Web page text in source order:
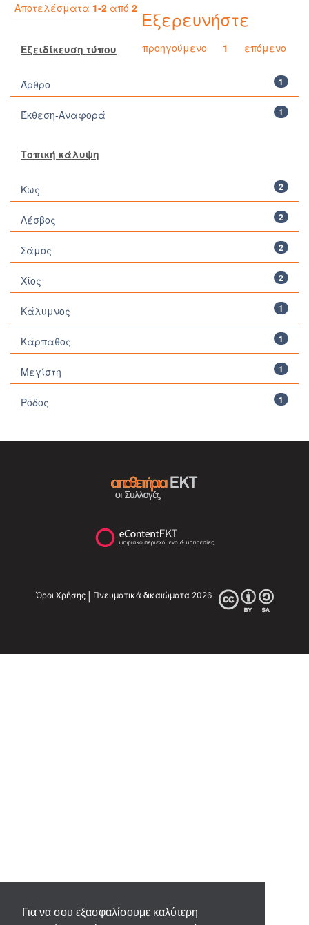
Για να σου εξασφαλίσουμε καλύτερη
Αποτελέσματα 1-2 από 2
προηγούμενο 1 επόμενο
Εξερευνήστε
Εξειδίκευση τύπου
1
Άρθρο
1
Έκθεση-Αναφορά
Τοπική κάλυψη
2
Κως
2
Λέσβος
2
Σάμος
2
Χίος
1
Κάλυμνος
1
Κάρπαθος
1
Μεγίστη
1
Ρόδος